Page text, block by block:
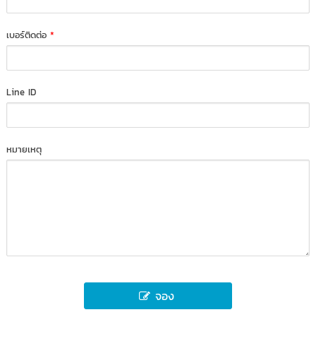
เบอร์ติดต่อ*
Line ID
หมายเหตุ
จอง